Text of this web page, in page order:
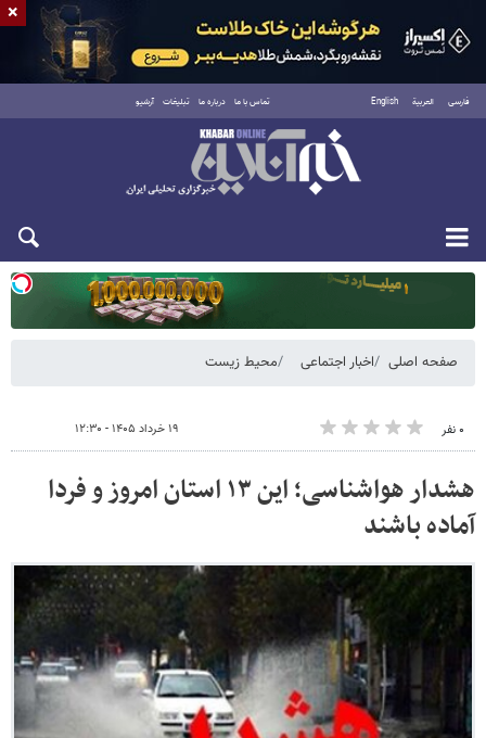
فارسی العربية English تماس با ما درباره ما تبلیغات آرشیو
یکشنبه ۱۸ مرداد ۱۴۰۵
صفحه اصلی اخبار اجتماعی محیط زیست
۰ نفر ۱۹ خرداد ۱۴۰۵ - ۱۲:۳۰
هشدار هواشناسی؛ این ۱۳ استان امروز و فردا
آماده باشند
×